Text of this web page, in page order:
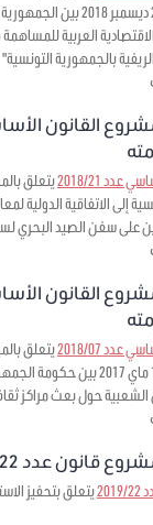
المبرمة بتاريخ 25 ديسمبر
الاقتصادية العربية
بالجمهورية التونسية"
القانون
2018/21
يتعلق
إلى الاتفاقية الدولية
على سفن الصيد البحري لسنة
القانون
2018/07
يتعلق
المبرمة بتاريخ 13 ماي 2017
حول بعث مراكز
قانون عدد 2019/22 برمته
يتعلق بتحفيز